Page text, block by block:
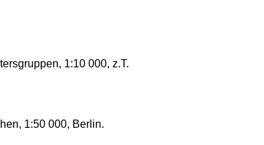
1:10 000, z.T.
1:50 000, Berlin.